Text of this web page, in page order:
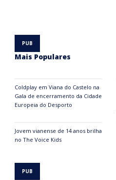
Mais Populares
Coldplay em Viana do Castelo na
Gala de encerramento da Cidade
Europeia do Desporto
Jovem vianense de 14 anos brilha
no The Voice Kids